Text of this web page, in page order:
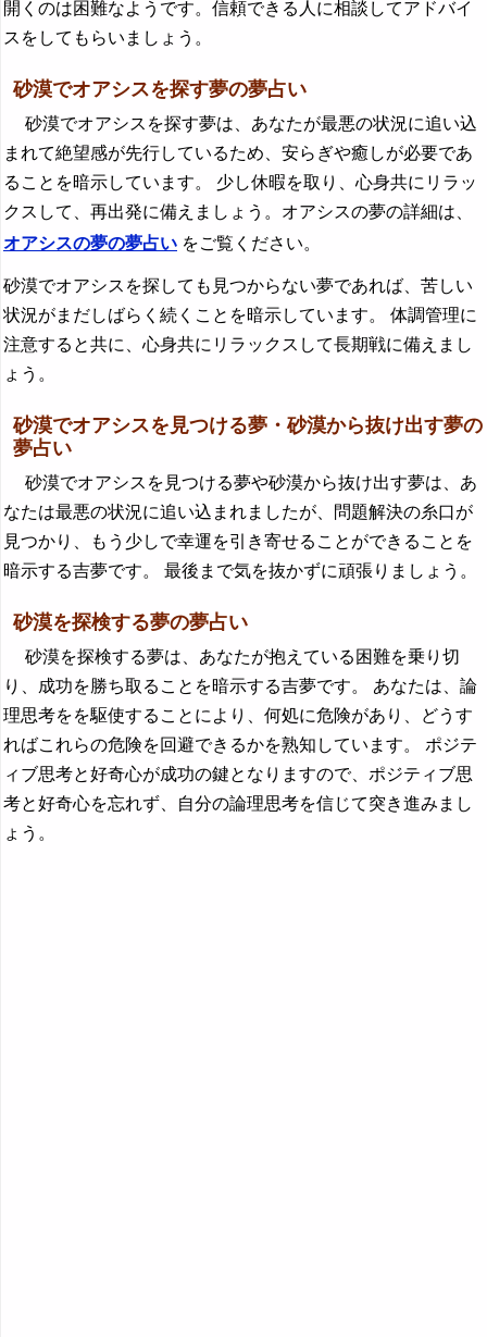
開くのは困難なようです。信頼できる人に相談してアドバイ
スをしてもらいましょう。
砂漠でオアシスを探す夢の夢占い
砂漠でオアシスを探す夢は、あなたが最悪の状況に追い込
まれて絶望感が先行しているため、安らぎや癒しが必要であ
ることを暗示しています。 少し休暇を取り、心身共にリラッ
クスして、再出発に備えましょう。オアシスの夢の詳細は、
オアシスの夢の夢占い をご覧ください。
砂漠でオアシスを探しても見つからない夢であれば、苦しい
状況がまだしばらく続くことを暗示しています。 体調管理に
注意すると共に、心身共にリラックスして長期戦に備えまし
ょう。
砂漠でオアシスを見つける夢・砂漠から抜け出す夢の
夢占い
砂漠でオアシスを見つける夢や砂漠から抜け出す夢は、あ
なたは最悪の状況に追い込まれましたが、問題解決の糸口が
見つかり、もう少しで幸運を引き寄せることができることを
暗示する吉夢です。 最後まで気を抜かずに頑張りましょう。
砂漠を探検する夢の夢占い
砂漠を探検する夢は、あなたが抱えている困難を乗り切
り、成功を勝ち取ることを暗示する吉夢です。 あなたは、論
理思考をを駆使することにより、何処に危険があり、どうす
ればこれらの危険を回避できるかを熟知しています。 ポジテ
ィブ思考と好奇心が成功の鍵となりますので、ポジティブ思
考と好奇心を忘れず、自分の論理思考を信じて突き進みまし
ょう。